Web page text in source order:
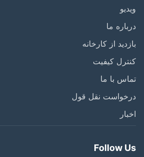
ما
از کارخانه
کیفیت
با ما
نقل قول
Follow